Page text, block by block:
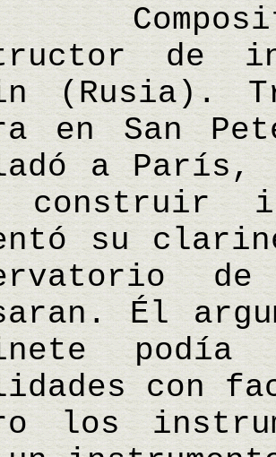
de
(Rusia).
en San
a París,
construir
su
Él
con
los